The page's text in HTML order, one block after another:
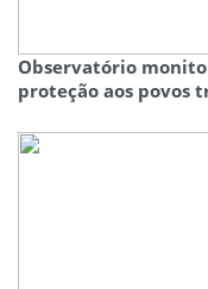
Observatório
proteção aos povos